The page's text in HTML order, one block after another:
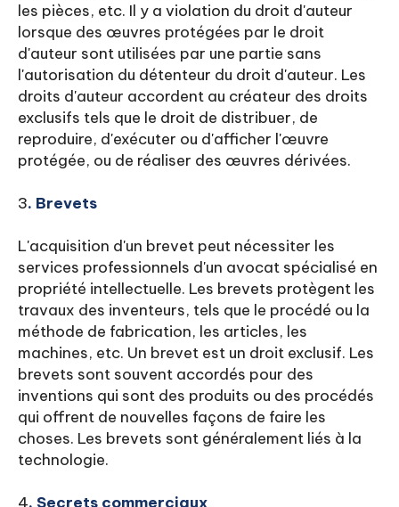
les pièces, etc. Il y a violation du droit d'auteur
lorsque des œuvres protégées par le droit
d'auteur sont utilisées par une partie sans
l'autorisation du détenteur du droit d'auteur. Les
droits d'auteur accordent au créateur des droits
exclusifs tels que le droit de distribuer, de
reproduire, d'exécuter ou d'afficher l'œuvre
protégée, ou de réaliser des œuvres dérivées.
3. Brevets
L'acquisition d'un brevet peut nécessiter les
services professionnels d'un avocat spécialisé en
propriété intellectuelle. Les brevets protègent les
travaux des inventeurs, tels que le procédé ou la
méthode de fabrication, les articles, les
machines, etc. Un brevet est un droit exclusif. Les
brevets sont souvent accordés pour des
inventions qui sont des produits ou des procédés
qui offrent de nouvelles façons de faire les
choses. Les brevets sont généralement liés à la
technologie.
4. Secrets commerciaux